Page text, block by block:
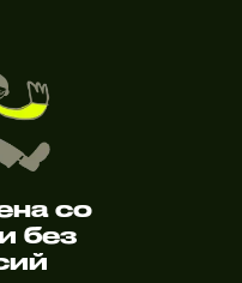
со
без